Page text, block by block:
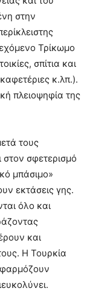
στην
Τρίκωμο
σπίτια και
κ.λπ.).
πλειοψηφία της
τους
στον σφετερισμό
μπάσιμο»
εκτάσεις γης.
όλο και
και
Η Τουρκία